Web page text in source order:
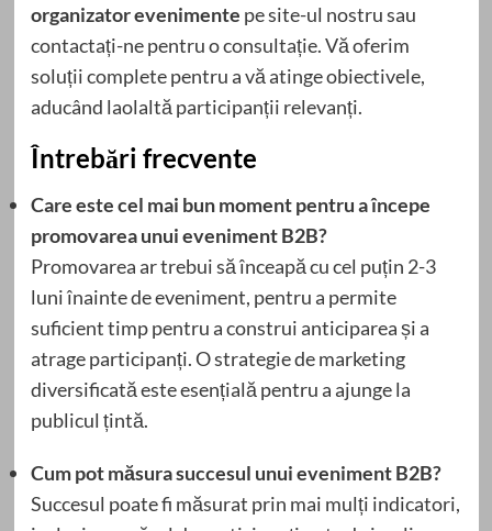
organizator evenimente pe site-ul nostru sau
contactați-ne pentru o consultație. Vă oferim
soluții complete pentru a vă atinge obiectivele,
aducând laolaltă participanții relevanți.
Întrebări frecvente
Care este cel mai bun moment pentru a începe
promovarea unui eveniment B2B?
Promovarea ar trebui să înceapă cu cel puțin 2-3
luni înainte de eveniment, pentru a permite
suficient timp pentru a construi anticiparea și a
atrage participanți. O strategie de marketing
diversificată este esențială pentru a ajunge la
publicul țintă.
Cum pot măsura succesul unui eveniment B2B?
Succesul poate fi măsurat prin mai mulți indicatori,